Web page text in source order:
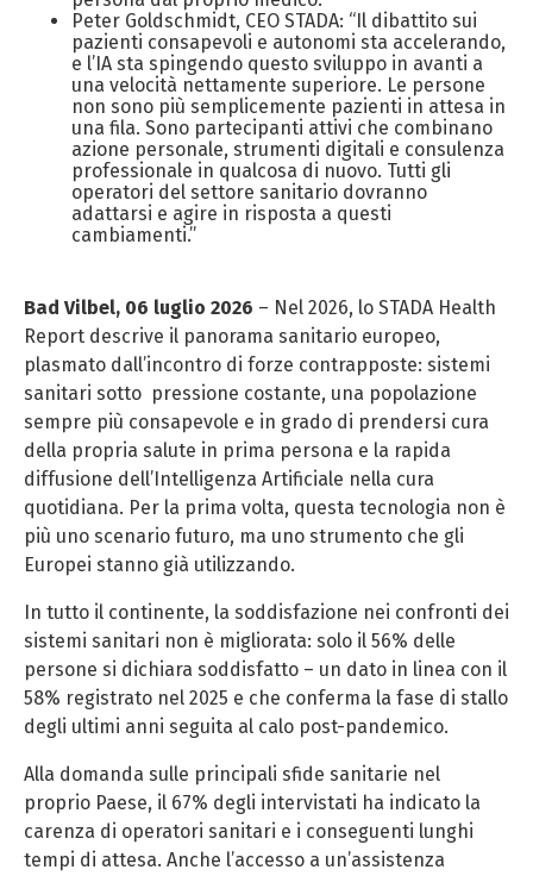
Peter Goldschmidt, CEO STADA: “Il dibattito sui
pazienti consapevoli e autonomi sta accelerando,
e l’IA sta spingendo questo sviluppo in avanti a
una velocità nettamente superiore. Le persone
non sono più semplicemente pazienti in attesa in
una fila. Sono partecipanti attivi che combinano
azione personale, strumenti digitali e consulenza
professionale in qualcosa di nuovo. Tutti gli
operatori del settore sanitario dovranno
adattarsi e agire in risposta a questi
cambiamenti.”
Bad Vilbel, 06 luglio 2026 – Nel 2026, lo STADA Health
Report descrive il panorama sanitario europeo,
plasmato dall’incontro di forze contrapposte: sistemi
sanitari sotto pressione costante, una popolazione
sempre più consapevole e in grado di prendersi cura
della propria salute in prima persona e la rapida
diffusione dell’Intelligenza Artificiale nella cura
quotidiana. Per la prima volta, questa tecnologia non è
più uno scenario futuro, ma uno strumento che gli
Europei stanno già utilizzando.
In tutto il continente, la soddisfazione nei confronti dei
sistemi sanitari non è migliorata: solo il 56% delle
persone si dichiara soddisfatto – un dato in linea con il
58% registrato nel 2025 e che conferma la fase di stallo
degli ultimi anni seguita al calo post-pandemico.
Alla domanda sulle principali sfide sanitarie nel
proprio Paese, il 67% degli intervistati ha indicato la
carenza di operatori sanitari e i conseguenti lunghi
tempi di attesa. Anche l’accesso a un’assistenza